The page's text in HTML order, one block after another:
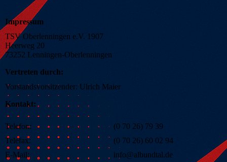
Impressum
TSV Oberlenningen e.V. 1907
Heerweg 20
73252 Lenningen-Oberlenningen
Vertreten durch:
Vorstandsvorsitzender: Ulrich Maier
Kontakt:
Telefon:
(0 70 26) 79 39
Telefax:
(0 70 26) 60 02 94
E-Mail:
info@albundtal.de